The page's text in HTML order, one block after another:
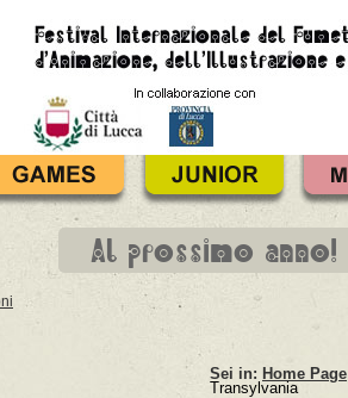
Al prossimo anno!
Sei in: Home Page
Transylvania